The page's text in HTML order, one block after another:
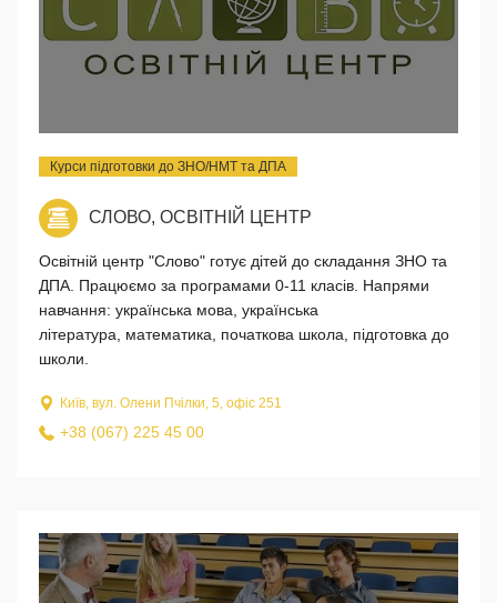
Курси підготовки до ЗНО/НМТ та ДПА
СЛОВО, ОСВІТНІЙ ЦЕНТР
Освітній центр "Слово" готує дітей до складання ЗНО та
ДПА. Працюємо за програмами 0-11 класів. Напрями
навчання: українська мова, українська
література, математика, початкова школа, підготовка до
школи.
Київ, вул. Олени Пчілки, 5, офіс 251
+38 (067) 225 45 00